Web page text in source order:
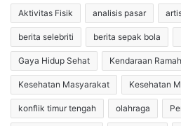
Aktivitas Fisik analisis pasar
berita selebriti berita sepak bola
Gaya Hidup Sehat Kendaraan
Kesehatan Masyarakat Kesehatan
konflik timur tengah olahraga